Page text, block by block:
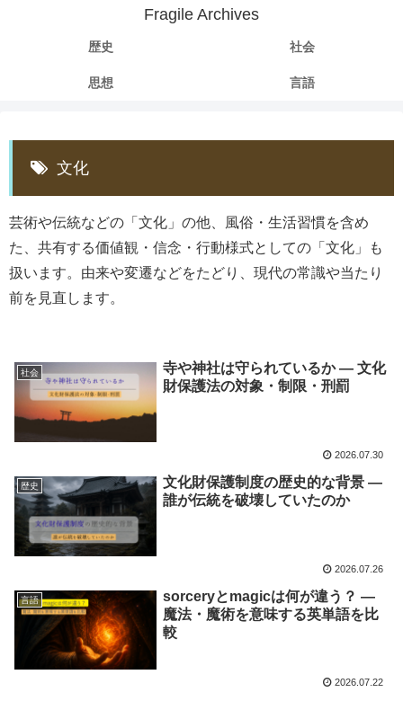
Fragile Archives
歴史 社会
思想 言語
文化
芸術や伝統などの「文化」の他、風俗・生活習慣を含め
た、共有する価値観・信念・行動様式としての「文化」も
扱います。由来や変遷などをたどり、現代の常識や当たり
前を見直します。
社会
寺や神社は守られているか ― 文化
財保護法の対象・制限・刑罰
2026.07.30
歴史
文化財保護制度の歴史的な背景 ―
誰が伝統を破壊していたのか
2026.07.26
言語
sorceryとmagicは何が違う？ ―
魔法・魔術を意味する英単語を比
較
2026.07.22